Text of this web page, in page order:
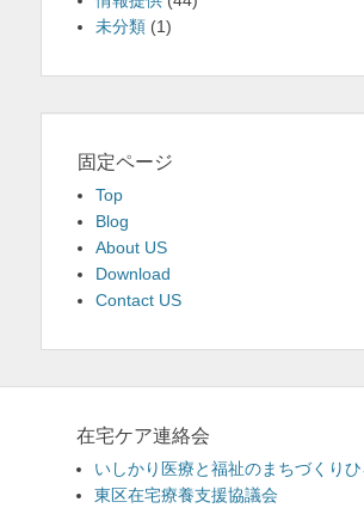
未分類 (1)
固定ページ
Top
Blog
About US
Download
Contact US
在宅ケア連絡会
いしかり医療と福祉のまちづくり
東区在宅療養支援協議会